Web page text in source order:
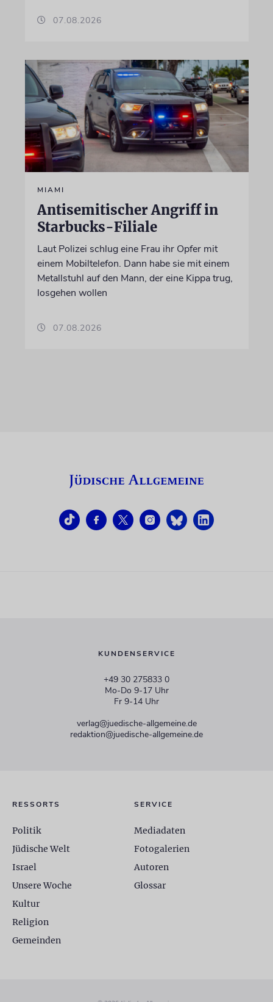
07.08.2026
MIAMI
Antisemitischer Angriff in
Starbucks-Filiale
Laut Polizei schlug eine Frau ihr Opfer mit
einem Mobiltelefon. Dann habe sie mit einem
Metallstuhl auf den Mann, der eine Kippa trug,
losgehen wollen
07.08.2026
KUNDENSERVICE
+49 30 275833 0
Mo-Do 9-17 Uhr
Fr 9-14 Uhr
verlag@juedische-allgemeine.de
redaktion@juedische-allgemeine.de
RESSORTS
Politik
Jüdische Welt
Israel
Unsere Woche
Kultur
Religion
Gemeinden
SERVICE
Mediadaten
Fotogalerien
Autoren
Glossar